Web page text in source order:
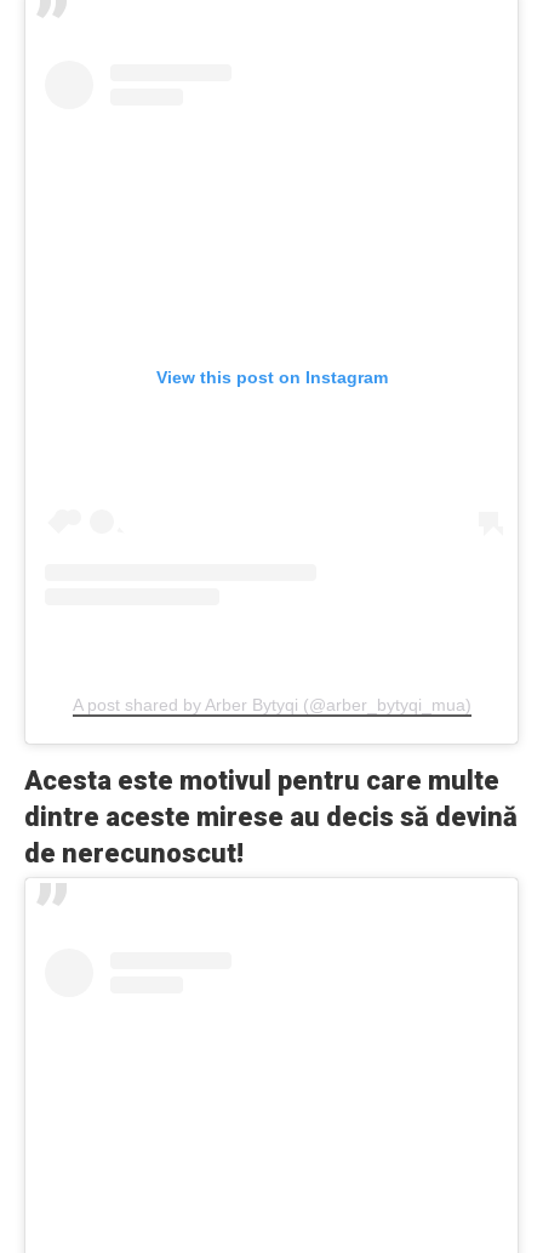
View this post on Instagram
A post shared by Arber Bytyqi (@arber_bytyqi_mua)
Acesta este motivul pentru care multe
dintre aceste mirese au decis să devină
de nerecunoscut!